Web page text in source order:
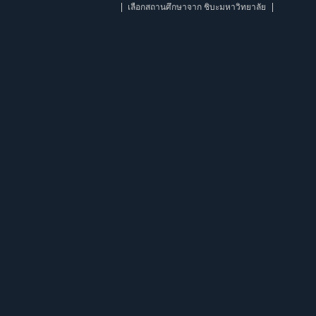
เลือกสถานศึกษาจาก ชิบะมหาวิทยาลัย